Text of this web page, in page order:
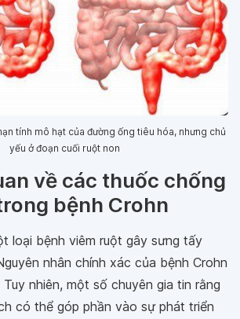
tính mô hạt của đường ống tiêu hóa, nhưng chủ
yếu ở đoạn cuối ruột non
về các thuốc chống
bệnh Crohn
loại bệnh viêm ruột gây sưng tấy
nhân chính xác của bệnh Crohn
nhiên, một số chuyên gia tin rằng
có thể góp phần vào sự phát triển